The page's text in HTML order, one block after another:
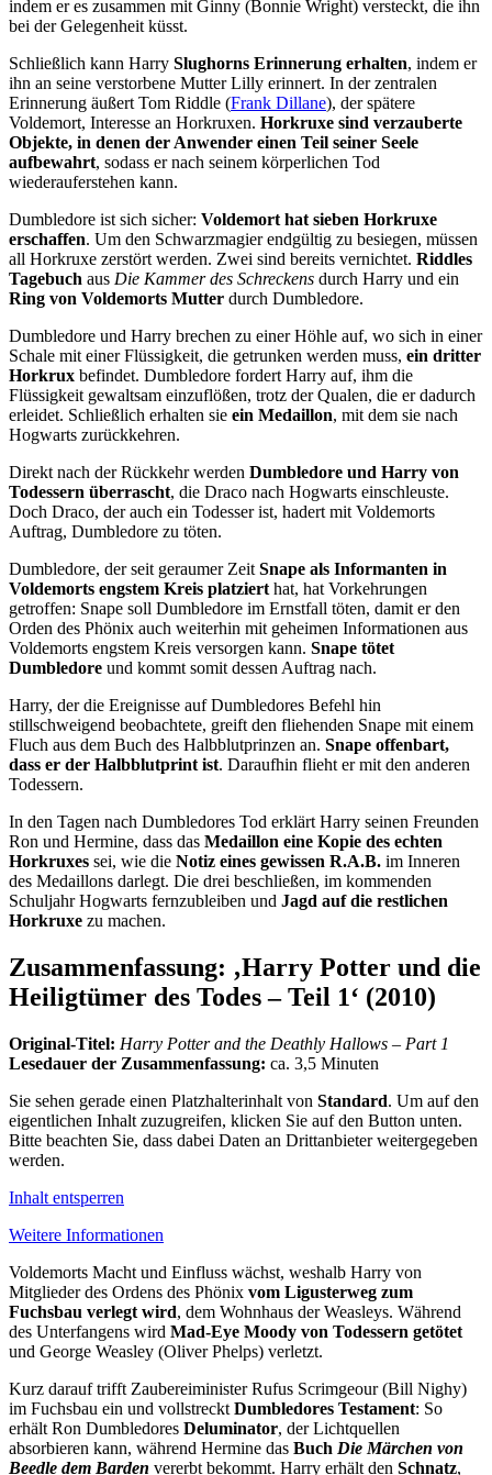
indem er es zusammen mit Ginny (Bonnie Wright) versteckt, die ihn
bei der Gelegenheit küsst.
Schließlich kann Harry Slughorns Erinnerung erhalten, indem er
ihn an seine verstorbene Mutter Lilly erinnert. In der zentralen
Erinnerung äußert Tom Riddle (Frank Dillane), der spätere
Voldemort, Interesse an Horkruxen. Horkruxe sind verzauberte
Objekte, in denen der Anwender einen Teil seiner Seele
aufbewahrt, sodass er nach seinem körperlichen Tod
wiederauferstehen kann.
Dumbledore ist sich sicher: Voldemort hat sieben Horkruxe
erschaffen. Um den Schwarzmagier endgültig zu besiegen, müssen
all Horkruxe zerstört werden. Zwei sind bereits vernichtet. Riddles
Tagebuch aus Die Kammer des Schreckens durch Harry und ein
Ring von Voldemorts Mutter durch Dumbledore.
Dumbledore und Harry brechen zu einer Höhle auf, wo sich in einer
Schale mit einer Flüssigkeit, die getrunken werden muss, ein dritter
Horkrux befindet. Dumbledore fordert Harry auf, ihm die
Flüssigkeit gewaltsam einzuflößen, trotz der Qualen, die er dadurch
erleidet. Schließlich erhalten sie ein Medaillon, mit dem sie nach
Hogwarts zurückkehren.
Direkt nach der Rückkehr werden Dumbledore und Harry von
Todessern überrascht, die Draco nach Hogwarts einschleuste.
Doch Draco, der auch ein Todesser ist, hadert mit Voldemorts
Auftrag, Dumbledore zu töten.
Dumbledore, der seit geraumer Zeit Snape als Informanten in
Voldemorts engstem Kreis platziert hat, hat Vorkehrungen
getroffen: Snape soll Dumbledore im Ernstfall töten, damit er den
Orden des Phönix auch weiterhin mit geheimen Informationen aus
Voldemorts engstem Kreis versorgen kann. Snape tötet
Dumbledore und kommt somit dessen Auftrag nach.
Harry, der die Ereignisse auf Dumbledores Befehl hin
stillschweigend beobachtete, greift den fliehenden Snape mit einem
Fluch aus dem Buch des Halbblutprinzen an. Snape offenbart,
dass er der Halbblutprint ist. Daraufhin flieht er mit den anderen
Todessern.
In den Tagen nach Dumbledores Tod erklärt Harry seinen Freunden
Ron und Hermine, dass das Medaillon eine Kopie des echten
Horkruxes sei, wie die Notiz eines gewissen R.A.B. im Inneren
des Medaillons darlegt. Die drei beschließen, im kommenden
Schuljahr Hogwarts fernzubleiben und Jagd auf die restlichen
Horkruxe zu machen.
Zusammenfassung: ‚Harry Potter und die
Heiligtümer des Todes – Teil 1‘ (2010)
Original-Titel: Harry Potter and the Deathly Hallows – Part 1
Lesedauer der Zusammenfassung: ca. 3,5 Minuten
Sie sehen gerade einen Platzhalterinhalt von Standard. Um auf den
eigentlichen Inhalt zuzugreifen, klicken Sie auf den Button unten.
Bitte beachten Sie, dass dabei Daten an Drittanbieter weitergegeben
werden.
Inhalt entsperren
Weitere Informationen
Voldemorts Macht und Einfluss wächst, weshalb Harry von
Mitglieder des Ordens des Phönix vom Ligusterweg zum
Fuchsbau verlegt wird, dem Wohnhaus der Weasleys. Während
des Unterfangens wird Mad-Eye Moody von Todessern getötet
und George Weasley (Oliver Phelps) verletzt.
Kurz darauf trifft Zaubereiminister Rufus Scrimgeour (Bill Nighy)
im Fuchsbau ein und vollstreckt Dumbledores Testament: So
erhält Ron Dumbledores Deluminator, der Lichtquellen
absorbieren kann, während Hermine das Buch Die Märchen von
Beedle dem Barden vererbt bekommt. Harry erhält den Schnatz,